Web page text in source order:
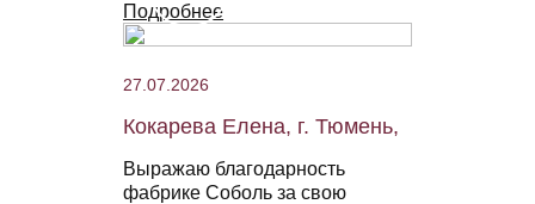
Подробнее
27.07.2026
Кокарева Елена, г. Тюмень,
Выражаю благодарность
фабрике Соболь за свою